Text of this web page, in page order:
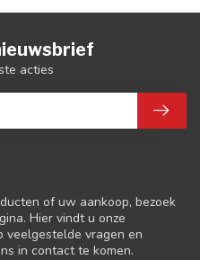
of uw aankoop, bezoek
Hier vindt u onze
veelgestelde vragen en
in contact te komen.
acties